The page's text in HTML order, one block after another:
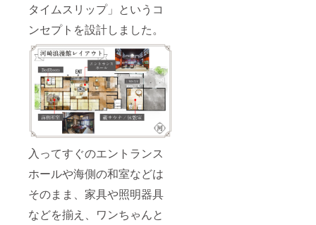
タイムスリップ」というコ
ンセプトを設計しました。
入ってすぐのエントランス
ホールや海側の和室などは
そのまま、家具や照明器具
などを揃え、ワンちゃんと